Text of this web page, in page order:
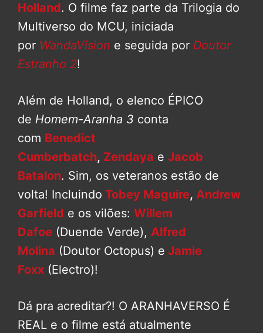
Holland. O filme faz parte da Trilogia do
Multiverso do MCU, iniciada
por WandaVision e seguida por Doutor
Estranho 2!
Além de Holland, o elenco ÉPICO
de Homem-Aranha 3 conta
com Benedict
Cumberbatch, Zendaya e Jacob
Batalon. Sim, os veteranos estão de
volta! Incluindo Tobey Maguire, Andrew
Garfield e os vilões: Willem
Dafoe (Duende Verde), Alfred
Molina (Doutor Octopus) e Jamie
Foxx (Electro)!
Dá pra acreditar?! O ARANHAVERSO É
REAL e o filme está atualmente